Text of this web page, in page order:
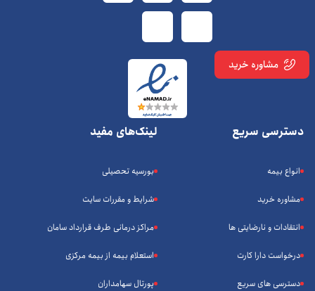
مشاوره خرید
دسترسی سریع
انواع بیمه
مشاوره خرید
انتقادات و نارضایتی ها
درخواست دارا کارت
دسترسی های سریع
لینک‌های مفید
بورسیه تحصیلی
شرایط و مقررات سایت
مراکز درمانی طرف قرارداد سامان
استعلام بیمه از بیمه مرکزی
پورتال سهامداران